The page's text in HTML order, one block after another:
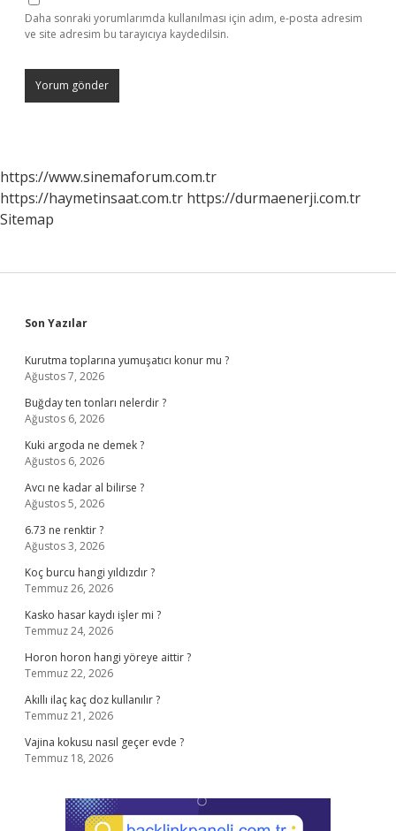
Daha sonraki yorumlarımda kullanılması için adım, e-posta adresim
ve site adresim bu tarayıcıya kaydedilsin.
https://www.sinemaforum.com.tr
https://haymetinsaat.com.tr https://durmaenerji.com.tr
Sitemap
Sidebar
Son Yazılar
Kurutma toplarına yumuşatıcı konur mu ?
Ağustos 7, 2026
Buğday ten tonları nelerdir ?
Ağustos 6, 2026
Kuki argoda ne demek ?
Ağustos 6, 2026
Avcı ne kadar al bilirse ?
Ağustos 5, 2026
6.73 ne renktir ?
Ağustos 3, 2026
Koç burcu hangi yıldızdır ?
Temmuz 26, 2026
Kasko hasar kaydı işler mi ?
Temmuz 24, 2026
Horon horon hangi yöreye aittir ?
Temmuz 22, 2026
Akıllı ilaç kaç doz kullanılır ?
Temmuz 21, 2026
Vajina kokusu nasıl geçer evde ?
Temmuz 18, 2026